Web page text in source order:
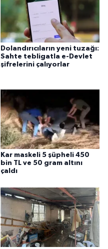
Dolandırıcıların yeni tuzağı:
Sahte tebligatla e-Devlet
şifrelerini çalıyorlar
Kar maskeli 5 şüpheli 450
bin TL ve 50 gram altını
çaldı